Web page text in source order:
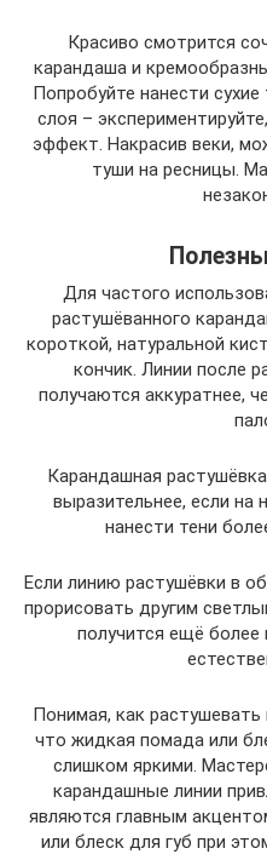
Красиво смотрится
карандаша и
Попробуйте нанести
слоя –
эффект. Накрасив веки,
туши на ресницы.
Для частого
растушёванного
короткой, натуральной
кончик. Линии после
получаются аккуратнее,
Карандашная
выразительнее, если на
нанести тени
Если линию растушёвки в
прорисовать другим
получится ещё более
Понимая, как
что жидкая помада или
слишком яркими.
карандашные линии
являются главным
или блеск для губ при